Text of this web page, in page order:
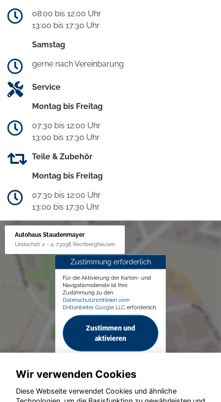
08:00 bis 12:00 Uhr
13:00 bis 17:30 Uhr
Samstag
gerne nach Vereinbarung
Service
Montag bis Freitag
07:30 bis 12:00 Uhr
13:00 bis 17:30 Uhr
Teile & Zubehör
Montag bis Freitag
07:30 bis 12:00 Uhr
13:00 bis 17:30 Uhr
Autohaus Staudenmayer
Lindachstr 2 - 4, 73098 Rechberghausen
Zustimmung erforderlich
Für die Aktivierung der Karten- und
Navigationsdienste ist Ihre
Zustimmung zu den
Datenschutzrichtlinien vom
Drittanbieter Google LLC erforderlich.
Zustimmen und
aktivieren
Wir verwenden Cookies
Diese Webseite verwendet Cookies und ähnliche